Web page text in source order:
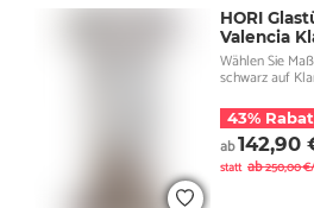
HORI
Valencia
Wählen Sie
schwarz auf
43%
ab142,90
statt ab250,00